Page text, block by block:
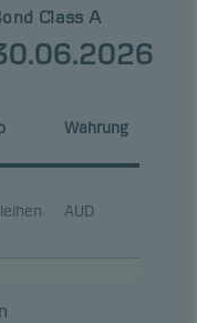
Class A
Währung
AUD